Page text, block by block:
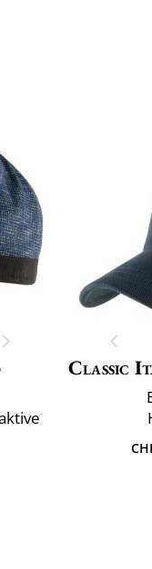
Classic